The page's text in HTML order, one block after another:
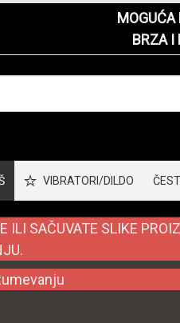
MOGUĆA
BRZA I
VIBRATORI/DILDO
SAČUVATE SLIKE